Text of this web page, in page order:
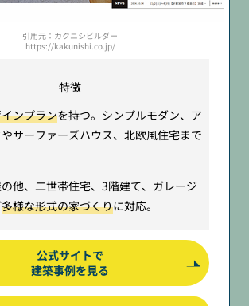
引用元：カクニシビルダー
https://kakunishi.co.jp/
特徴
ンプランを持つ。シンプルモダン、ア
サーファーズハウス、北欧風住宅まで
他、二世帯住宅、3階建て、ガレージ
多様な形式の家づくりに対応。
公式サイトで
建築事例を見る